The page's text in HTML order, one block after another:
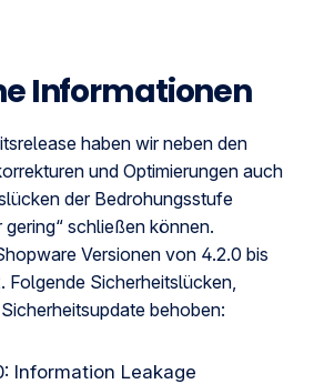
Informationen
haben wir neben den
und Optimierungen auch
der Bedrohungsstufe
gering“ schließen können.
Versionen von 4.2.0 bis
Folgende Sicherheitslücken,
behoben:
Information Leakage